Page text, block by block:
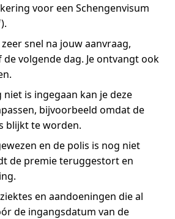
voor een Schengenvisum
snel na jouw aanvraag,
volgende dag. Je ontvangt ook
is ingegaan kan je deze
bijvoorbeeld omdat de
blijkt te worden.
en de polis is nog niet
de premie teruggestort en
en aandoeningen die al
de ingangsdatum van de